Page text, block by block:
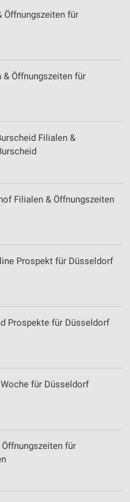
Öffnungszeiten für
& Öffnungszeiten für
Filialen &
Filialen & Öffnungszeiten
Prospekt für Düsseldorf
Prospekte für Düsseldorf
für Düsseldorf
für